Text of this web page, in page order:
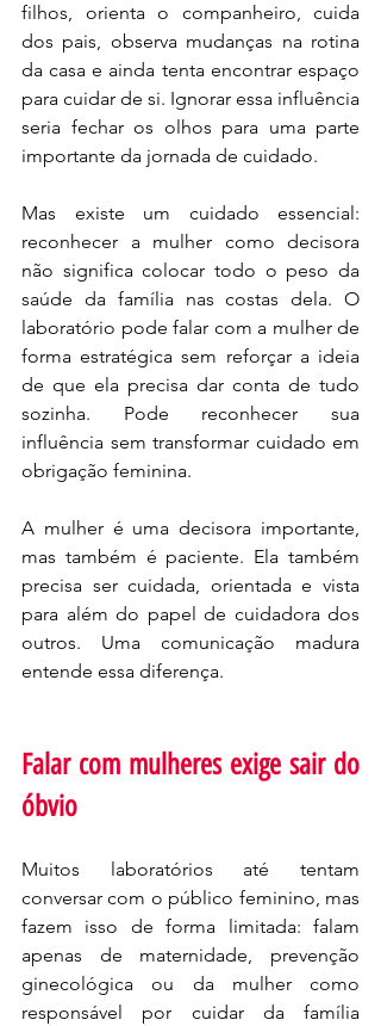
filhos, orienta o companheiro, cuida
dos pais, observa mudanças na rotina
da casa e ainda tenta encontrar espaço
para cuidar de si. Ignorar essa influência
seria fechar os olhos para uma parte
importante da jornada de cuidado.
Mas existe um cuidado essencial:
reconhecer a mulher como decisora
não significa colocar todo o peso da
saúde da família nas costas dela. O
laboratório pode falar com a mulher de
forma estratégica sem reforçar a ideia
de que ela precisa dar conta de tudo
sozinha. Pode reconhecer sua
influência sem transformar cuidado em
obrigação feminina.
A mulher é uma decisora importante,
mas também é paciente. Ela também
precisa ser cuidada, orientada e vista
para além do papel de cuidadora dos
outros. Uma comunicação madura
entende essa diferença.
Falar com mulheres exige sair do
óbvio
Muitos laboratórios até tentam
conversar com o público feminino, mas
fazem isso de forma limitada: falam
apenas de maternidade, prevenção
ginecológica ou da mulher como
responsável por cuidar da família